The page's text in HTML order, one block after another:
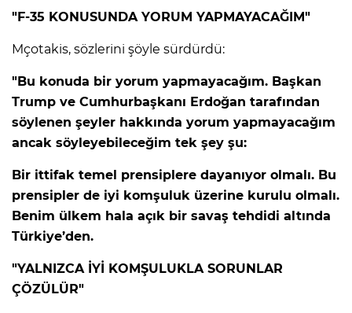
"F-35 KONUSUNDA YORUM YAPMAYACAĞIM"
Mçotakis, sözlerini şöyle sürdürdü:
"Bu konuda bir yorum yapmayacağım. Başkan
Trump ve Cumhurbaşkanı Erdoğan tarafından
söylenen şeyler hakkında yorum yapmayacağım
ancak söyleyebileceğim tek şey şu:
Bir ittifak temel prensiplere dayanıyor olmalı. Bu
prensipler de iyi komşuluk üzerine kurulu olmalı.
Benim ülkem hala açık bir savaş tehdidi altında
Türkiye’den.
"YALNIZCA İYİ KOMŞULUKLA SORUNLAR
ÇÖZÜLÜR"